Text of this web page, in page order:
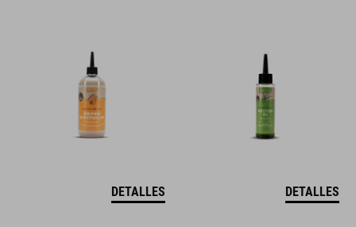
DETALLES DETALLES